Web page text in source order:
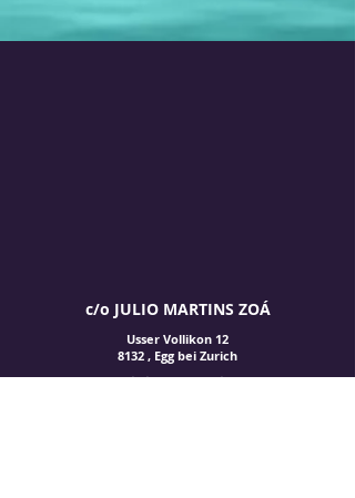
c/o JULIO MARTINS ZOÁ
Usser Vollikon 12
8132 , Egg bei Zurich
zoamidia(et)gmail.com